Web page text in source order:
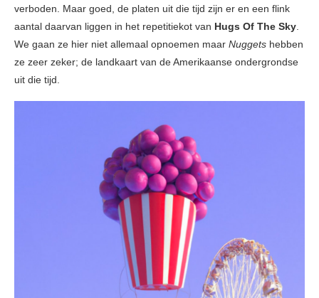
verboden. Maar goed, de platen uit die tijd zijn er en een flink
aantal daarvan liggen in het repetitiekot van Hugs Of The Sky.
We gaan ze hier niet allemaal opnoemen maar Nuggets hebben
ze zeer zeker; de landkaart van de Amerikaanse ondergrondse
uit die tijd.